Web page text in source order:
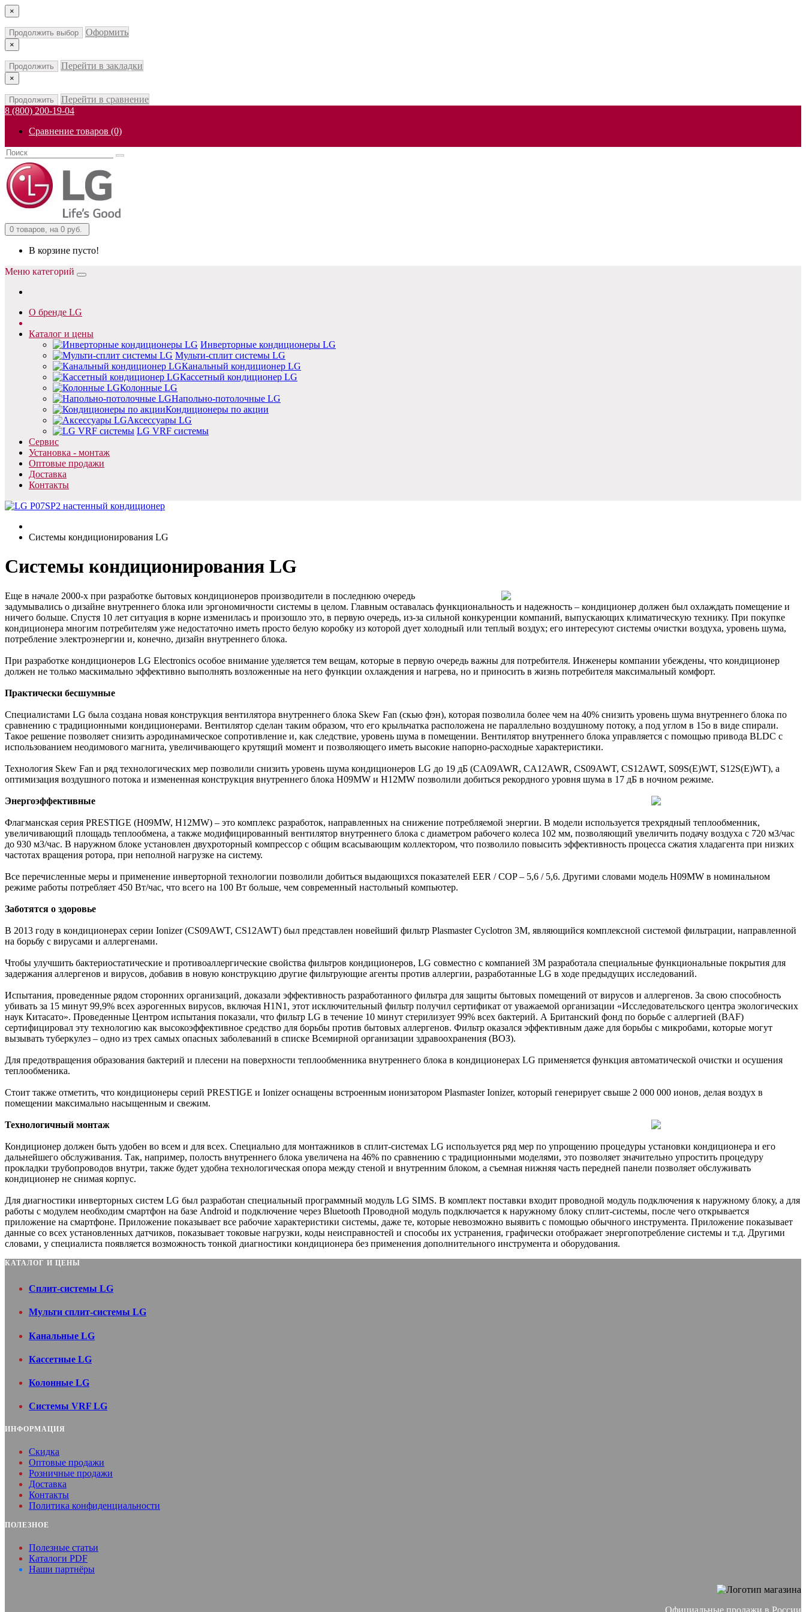
×
Продолжить выбор Оформить
×
Продолжить Перейти в закладки
×
Продолжить
Перейти в сравнение
8 (800) 200-19-04
Сравнение товаров (0)
0 товаров, на 0 руб.
В корзине пусто!
Меню категорий
О бренде LG
Каталог и цены
Инверторные кондиционеры LG
Мульти-сплит системы LG
Канальный кондиционер LG
Кассетный кондиционер LG
Колонные LG
Напольно-потолочные LG
Кондиционеры по акции
Аксессуары LG
LG VRF системы
Сервис
Установка - монтаж
Оптовые продажи
Доставка
Контакты
Cистемы кондиционирования LG
Cистемы кондиционирования LG
Еще в начале 2000-х при разработке бытовых кондиционеров производители в последнюю очередь
задумывались о дизайне внутреннего блока или эргономичности системы в целом. Главным оставалась функциональность и надежность – кондиционер должен был охлаждать помещение и
ничего больше. Спустя 10 лет ситуация в корне изменилась и произошло это, в первую очередь, из-за сильной конкуренции компаний, выпускающих климатическую технику. При покупке
кондиционера многим потребителям уже недостаточно иметь просто белую коробку из которой дует холодный или теплый воздух; его интересуют системы очистки воздуха, уровень шума,
потребление электроэнергии и, конечно, дизайн внутреннего блока.
При разработке кондиционеров LG Electronics особое внимание уделяется тем вещам, которые в первую очередь важны для потребителя. Инженеры компании убеждены, что кондиционер
должен не только маскимально эффективно выполнять возложенные на него функции охлаждения и нагрева, но и приносить в жизнь потребителя максимальный комфорт.
Практически бесшумные
Специалистами LG была создана новая конструкция вентилятора внутреннего блока Skew Fan (скью фэн), которая позволила более чем на 40% снизить уровень шума внутреннего блока по
сравнению с традиционными кондиционерами. Вентилятор сделан таким образом, что его крыльчатка расположена не параллельно воздушному потоку, а под углом в 15о в виде спирали.
Такое решение позволяет снизить аэродинамическое сопротивление и, как следствие, уровень шума в помещении. Вентилятор внутреннего блока управляется с помощью привода BLDC с
использованием неодимового магнита, увеличивающего крутящий момент и позволяющего иметь высокие напорно-расходные характеристики.
Технология Skew Fan и ряд технологических мер позволили снизить уровень шума кондиционеров LG до 19 дБ (CA09AWR, CA12AWR, CS09AWT, CS12AWT, S09S(E)WT, S12S(E)WT), а
оптимизация воздушного потока и измененная конструкция внутреннего блока H09MW и H12MW позволили добиться рекордного уровня шума в 17 дБ в ночном режиме.
Энергоэффективные
Флагманская серия PRESTIGE (H09MW, H12MW) – это комплекс разработок, направленных на снижение потребляемой энергии. В модели используется трехрядный теплообменник,
увеличивающий площадь теплообмена, а также модифицированный вентилятор внутреннего блока с диаметром рабочего колеса 102 мм, позволяющий увеличить подачу воздуха с 720 м3/час
до 930 м3/час. В наружном блоке установлен двухроторный компрессор с общим всасывающим коллектором, что позволило повысить эффективность процесса сжатия хладагента при низких
частотах вращения ротора, при неполной нагрузке на систему.
Все перечисленные меры и применение инверторной технологии позволили добиться выдающихся показателей EER / COP – 5,6 / 5,6. Другими словами модель H09MW в номинальном
режиме работы потребляет 450 Вт/час, что всего на 100 Вт больше, чем современный настольный компьютер.
Заботятся о здоровье
В 2013 году в кондиционерах серии Ionizer (CS09AWT, CS12AWT) был представлен новейший фильтр Plasmaster Cyclotron 3M, являющийся комплексной системой фильтрации, направленной
на борьбу с вирусами и аллергенами.
Чтобы улучшить бактериостатические и противоаллергические свойства фильтров кондиционеров, LG совместно с компанией 3M разработала специальные функциональные покрытия для
задержания аллергенов и вирусов, добавив в новую конструкцию другие фильтрующие агенты против аллергии, разработанные LG в ходе предыдущих исследований.
Испытания, проведенные рядом сторонних организаций, доказали эффективность разработанного фильтра для защиты бытовых помещений от вирусов и аллергенов. За свою способность
убивать за 15 минут 99,9% всех аэрогенных вирусов, включая H1N1, этот исключительный фильтр получил сертификат от уважаемой организации «Исследовательского центра экологических
наук Китасато». Проведенные Центром испытания показали, что фильтр LG в течение 10 минут стерилизует 99% всех бактерий. А Британский фонд по борьбе с аллергией (BAF)
сертифицировал эту технологию как высокоэффективное средство для борьбы против бытовых аллергенов. Фильтр оказался эффективным даже для борьбы с микробами, которые могут
вызывать туберкулез – одно из трех самых опасных заболеваний в списке Всемирной организации здравоохранения (ВОЗ).
Для предотвращения образования бактерий и плесени на поверхности теплообменника внутреннего блока в кондиционерах LG применяется функция автоматической очистки и осушения
теплообменика.
Стоит также отметить, что кондиционеры серий PRESTIGE и Ionizer оснащены встроенным ионизатором Plasmaster Ionizer, который генерирует свыше 2 000 000 ионов, делая воздух в
помещении максимально насыщенным и свежим.
Технологичный монтаж
Кондиционер должен быть удобен во всем и для всех. Специально для монтажников в сплит-системах LG используется ряд мер по упрощению процедуры установки кондиционера и его
дальнейшего обслуживания. Так, например, полость внутреннего блока увеличена на 46% по сравнению с традиционными моделями, это позволяет значительно упростить процедуру
прокладки трубопроводов внутри, также будет удобна технологическая опора между стеной и внутренним блоком, а съемная нижняя часть передней панели позволяет обслуживать
кондиционер не снимая корпус.
Для диагностики инверторных систем LG был разработан специальный программный модуль LG SIMS. В комплект поставки входит проводной модуль подключения к наружному блоку, а для
работы с модулем необходим смартфон на базе Android и подключение через Bluetooth Проводной модуль подключается к наружному блоку сплит-системы, после чего открывается
приложение на смартфоне. Приложение показывает все рабочие характеристики системы, даже те, которые невозможно выявить с помощью обычного инструмента. Приложение показывает
данные со всех установленных датчиков, показывает токовые нагрузки, коды неисправностей и способы их устранения, графически отображает энергопотребление системы и т.д. Другими
словами, у специалиста появляется возможность тонкой диагностики кондиционера без применения дополнительного инструмента и оборудования.
КАТАЛОГ И ЦЕНЫ
Сплит-системы LG
Мульти сплит-системы LG
Канальные LG
Кассетные LG
Колонные LG
Системы VRF LG
ИНФОРМАЦИЯ
Скидка
Оптовые продажи
Розничные продажи
Доставка
Контакты
Политика конфиденциальности
ПОЛЕЗНОЕ
Полезные статьи
Каталоги PDF
Наши партнёры
Официальные продажи в России